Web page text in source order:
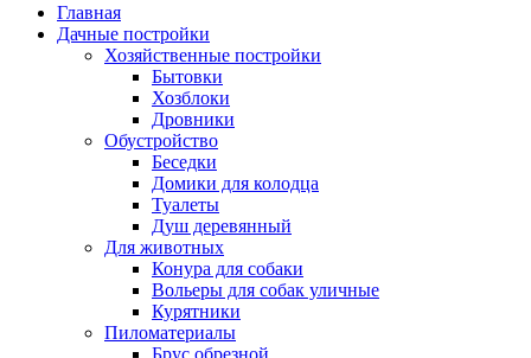
Главная
Дачные постройки
Хозяйственные постройки
Бытовки
Хозблоки
Дровники
Обустройство
Беседки
Домики для колодца
Туалеты
Душ деревянный
Для животных
Конура для собаки
Вольеры для собак уличные
Курятники
Пиломатериалы
Брус обрезной